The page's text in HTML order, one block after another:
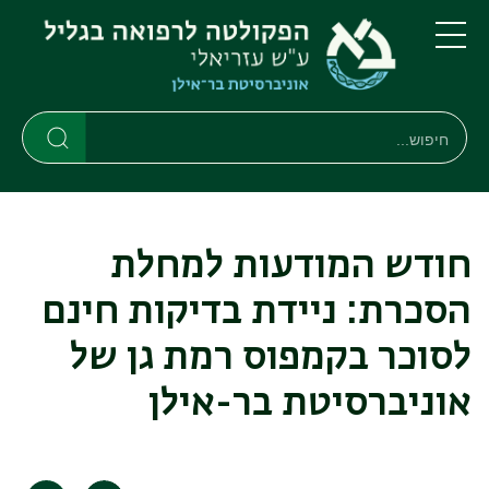
דילוג
לתוכן
העיקרי
דילוג
לתפריט
ניווט
ראשי
חיפוש
חיפוש
חודש המודעות למחלת
הסכרת: ניידת בדיקות חינם
לסוכר בקמפוס רמת גן של
אוניברסיטת בר-אילן